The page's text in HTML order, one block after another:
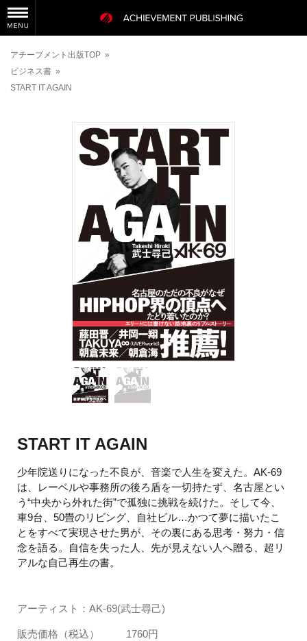
アチーブメント出版TOP »
ビジネス書 »
START IT AGAIN
START IT AGAIN
少年院送りになった不良が、音楽で人生を変えた。AK-69
は、レーベルや事務所の後ろ盾を一切持たず、名古屋とい
う“中央から外れた街”で孤独に挑戦を続けた。そして今、
車9台、50畳のリビング、自社ビル…かつて夢に描いたこ
とをすべて実現させた男が、その裏にある思考・努力・信
念を語る。自信を失った人、先が見えない人へ贈る、超リ
アルな自己再生の書。
アーティスト：AK-69(武士尋己)
販売価格（税込）
1760円